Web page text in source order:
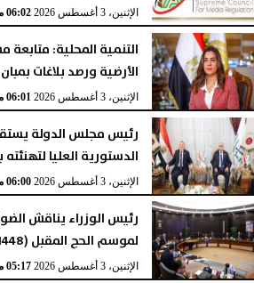
الإثنين، 3 أغسطس 2026 06:02 مـ
التنمية المحلية: متابعة
الأرضية ورصد بلاغات
الإثنين، 3 أغسطس 2026 06:01 مـ
رئيس مجلس الدولة
الدستورية العليا
الإثنين، 3 أغسطس 2026 06:00 مـ
رئيس الوزراء يناقش
لموسم الحج المقبل (1448 هـ -2027م)
الإثنين، 3 أغسطس 2026 05:17 مـ